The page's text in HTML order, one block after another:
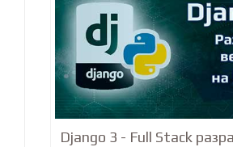
Django 3 - Full Stack